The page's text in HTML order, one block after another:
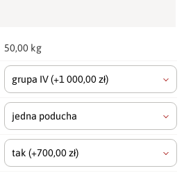
50,00 kg
grupa IV(+1 000,00 zł)
jedna poducha
tak (+700,00 zł)